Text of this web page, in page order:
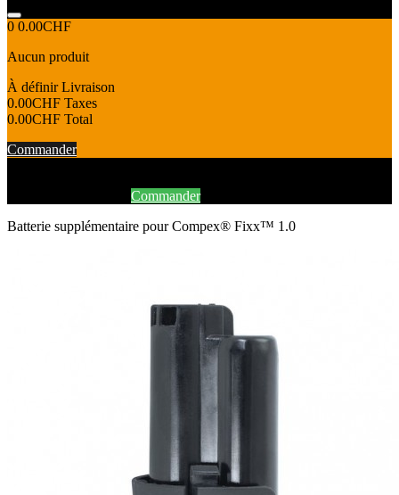
0 0.00CHF
Aucun produit
À définirLivraison
0.00CHF Taxes
0.00CHF Total
Commander
Commander
Batterie supplémentaire pour Compex® Fixx™ 1.0